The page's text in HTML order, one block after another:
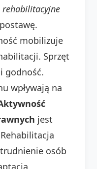
rehabilitacyjne
mobilizuje
Sprzęt
godność.
wpływają na
jest
osób